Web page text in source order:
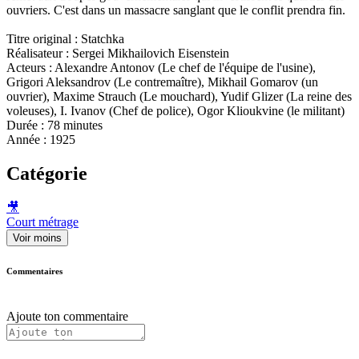
ouvriers. C'est dans un massacre sanglant que le conflit prendra fin.
Titre original : Statchka
Réalisateur : Sergei Mikhailovich Eisenstein
Acteurs : Alexandre Antonov (Le chef de l'équipe de l'usine),
Grigori Aleksandrov (Le contremaître), Mikhail Gomarov (un
ouvrier), Maxime Strauch (Le mouchard), Yudif Glizer (La reine des
voleuses), I. Ivanov (Chef de police), Ogor Klioukvine (le militant)
Durée : 78 minutes
Année : 1925
Catégorie
🎥
Court métrage
Voir moins
Commentaires
Ajoute ton commentaire